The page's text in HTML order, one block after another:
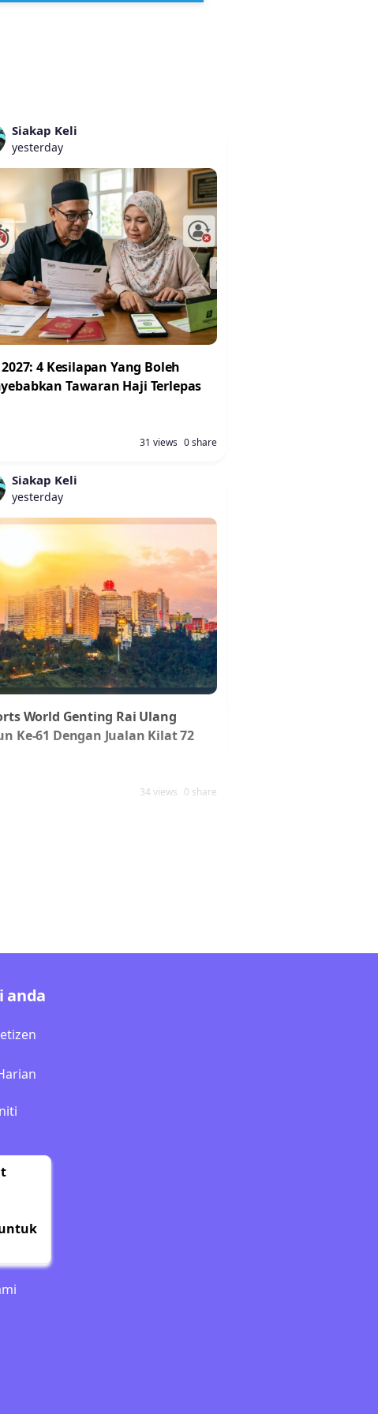
Siakap Keli
yesterday
4 Kesilapan Yang Boleh
Tawaran Haji Terlepas
0 share
31 views
Siakap Keli
yesterday
World Genting Rai Ulang
Ke-61 Dengan Jualan Kilat 72
0 share
34 views
anda